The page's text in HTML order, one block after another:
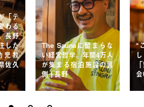
「テ
わる
長野
した
児教
佐久
The Saunaに留まらな
い経営哲学。年間4万人
が集まる宿泊施設の裏
側 | 長野
“